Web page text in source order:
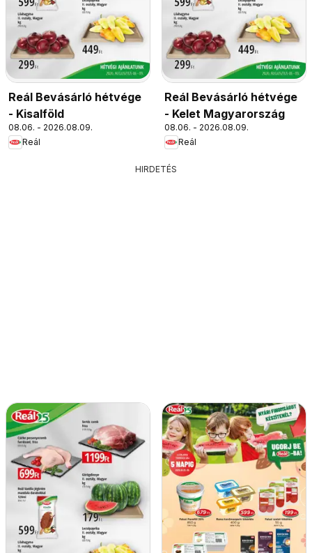
Reál Bevásárló hétvége
- Kisalföld
08.06. - 2026.08.09.
Reál
Reál Bevásárló hétvége
- Kelet Magyarország
08.06. - 2026.08.09.
Reál
HIRDETÉS